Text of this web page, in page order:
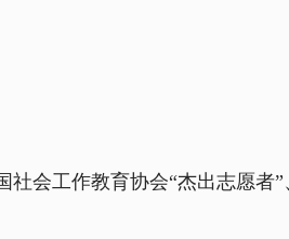
会工作教育协会“杰出志愿者